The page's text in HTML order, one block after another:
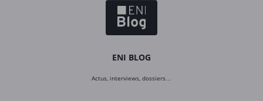
ENI BLOG
Actus, interviews, dossiers…